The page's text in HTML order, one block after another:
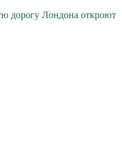
дорогу Лондона откроют